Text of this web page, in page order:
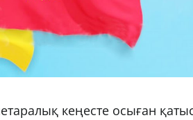
кеңесте осыған